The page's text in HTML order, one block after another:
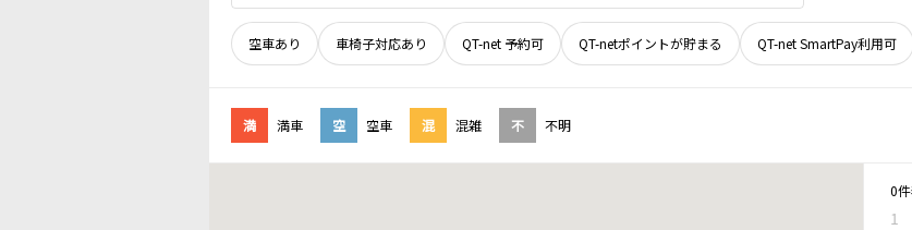
空車あり 車椅子対応あり QT-net 予約可 QT-netポイントが貯まる QT-net SmartPay利用可
満 満車 空 空車 混 混雑 不 不明
0
1